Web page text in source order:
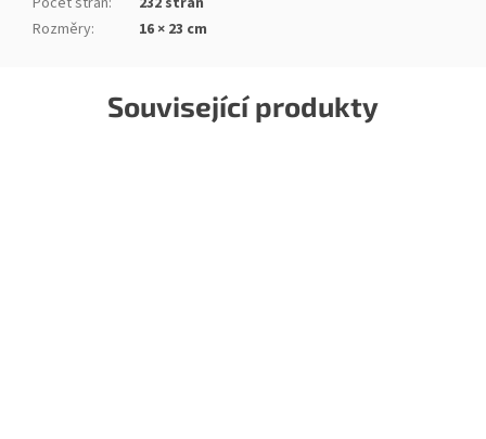
Související produkty
Rozměry: 16 × 23 cm